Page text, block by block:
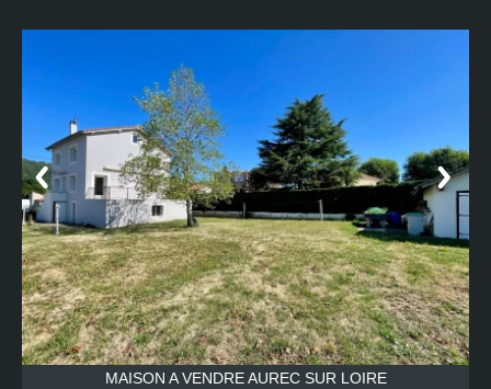
MAISON A VENDRE AUREC SUR LOIRE